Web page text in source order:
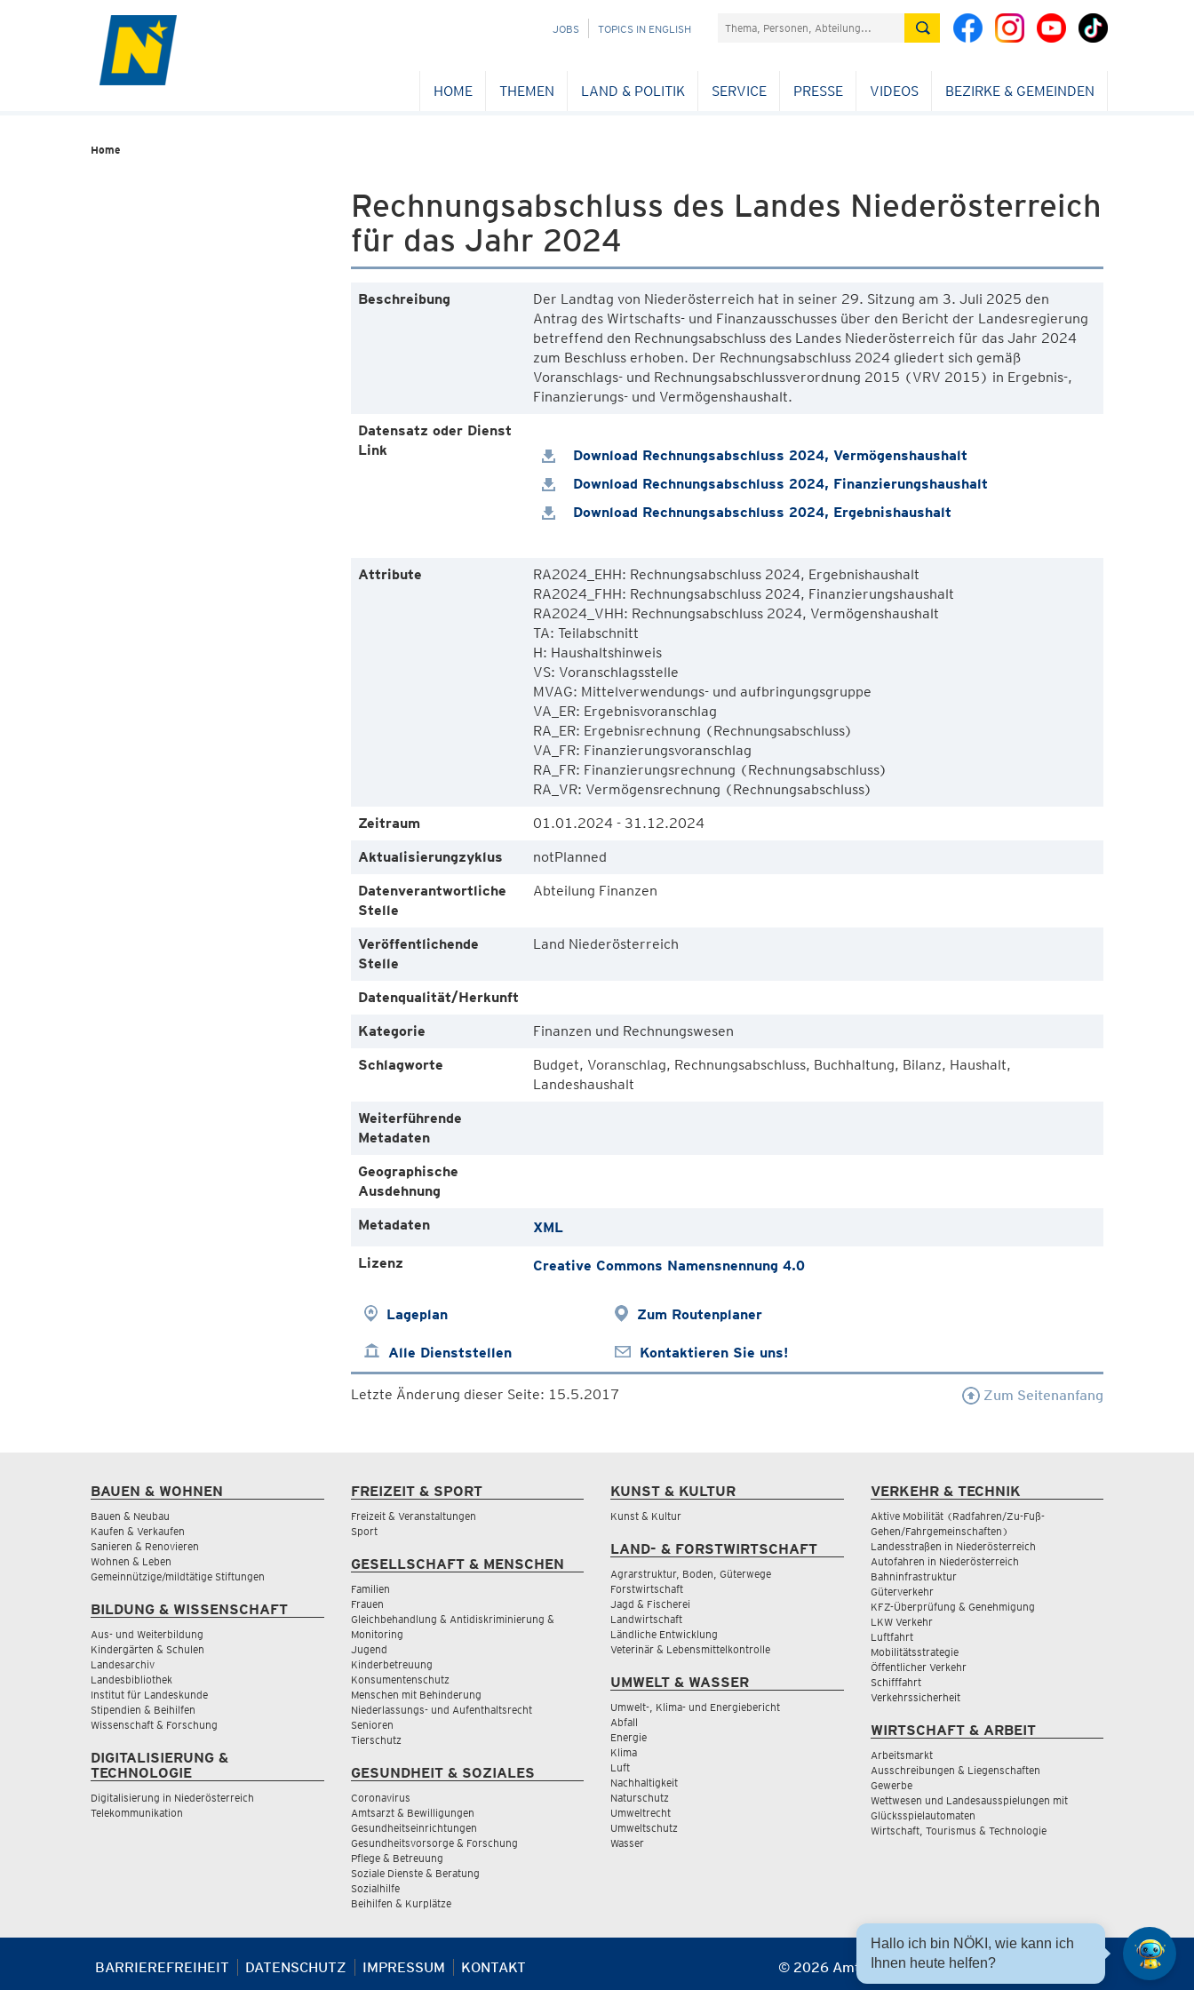
NAVIGATION
JOBS TOPICS IN ENGLISH Suchefeld
HOME THEMEN LAND & POLITIK SERVICE PRESSE VIDEOS BEZIRKE & GEMEINDEN
Home
Rechnungsabschluss des Landes Niederösterreich
für das Jahr 2024
Beschreibung
Der Landtag von Niederösterreich hat in seiner 29. Sitzung am 3. Juli 2025 den
Antrag des Wirtschafts- und Finanzausschusses über den Bericht der Landesregierung
betreffend den Rechnungsabschluss des Landes Niederösterreich für das Jahr 2024
zum Beschluss erhoben. Der Rechnungsabschluss 2024 gliedert sich gemäß
Voranschlags- und Rechnungsabschlussverordnung 2015 (VRV 2015) in Ergebnis-,
Finanzierungs- und Vermögenshaushalt.
Datensatz oder Dienst
Link
Download Rechnungsabschluss 2024, Vermögenshaushalt
Download Rechnungsabschluss 2024, Finanzierungshaushalt
Download Rechnungsabschluss 2024, Ergebnishaushalt
Attribute
RA2024_EHH: Rechnungsabschluss 2024, Ergebnishaushalt
RA2024_FHH: Rechnungsabschluss 2024, Finanzierungshaushalt
RA2024_VHH: Rechnungsabschluss 2024, Vermögenshaushalt
TA: Teilabschnitt
H: Haushaltshinweis
VS: Voranschlagsstelle
MVAG: Mittelverwendungs- und aufbringungsgruppe
VA_ER: Ergebnisvoranschlag
RA_ER: Ergebnisrechnung (Rechnungsabschluss)
VA_FR: Finanzierungsvoranschlag
RA_FR: Finanzierungsrechnung (Rechnungsabschluss)
RA_VR: Vermögensrechnung (Rechnungsabschluss)
Zeitraum
01.01.2024 - 31.12.2024
Aktualisierungzyklus
notPlanned
Datenverantwortliche
Stelle
Abteilung Finanzen
Veröffentlichende
Stelle
Land Niederösterreich
Datenqualität/Herkunft
Kategorie
Finanzen und Rechnungswesen
Schlagworte
Budget, Voranschlag, Rechnungsabschluss, Buchhaltung, Bilanz, Haushalt,
Landeshaushalt
Weiterführende
Metadaten
Geographische
Ausdehnung
Metadaten
XML
Lizenz Creative Commons Namensnennung 4.0
Lageplan Zum Routenplaner
Alle Dienststellen Kontaktieren Sie uns!
Letzte Änderung dieser Seite: 15.5.2017 Zum Seitenanfang
BAUEN & WOHNEN
Bauen & Neubau
Kaufen & Verkaufen
Sanieren & Renovieren
Wohnen & Leben
Gemeinnützige/mildtätige Stiftungen
BILDUNG & WISSENSCHAFT
Aus- und Weiterbildung
Kindergärten & Schulen
Landesarchiv
Landesbibliothek
Institut für Landeskunde
Stipendien & Beihilfen
Wissenschaft & Forschung
DIGITALISIERUNG &
TECHNOLOGIE
Digitalisierung in Niederösterreich
Telekommunikation
FREIZEIT & SPORT
Freizeit & Veranstaltungen
Sport
GESELLSCHAFT & MENSCHEN
Familien
Frauen
Gleichbehandlung & Antidiskriminierung &
Monitoring
Jugend
Kinderbetreuung
Konsumentenschutz
Menschen mit Behinderung
Niederlassungs- und Aufenthaltsrecht
Senioren
Tierschutz
GESUNDHEIT & SOZIALES
Coronavirus
Amtsarzt & Bewilligungen
Gesundheitseinrichtungen
Gesundheitsvorsorge & Forschung
Pflege & Betreuung
Soziale Dienste & Beratung
Sozialhilfe
Beihilfen & Kurplätze
KUNST & KULTUR
Kunst & Kultur
LAND- & FORSTWIRTSCHAFT
Agrarstruktur, Boden, Güterwege
Forstwirtschaft
Jagd & Fischerei
Landwirtschaft
Ländliche Entwicklung
Veterinär & Lebensmittelkontrolle
UMWELT & WASSER
Umwelt-, Klima- und Energiebericht
Abfall
Energie
Klima
Luft
Nachhaltigkeit
Naturschutz
Umweltrecht
Umweltschutz
Wasser
VERKEHR & TECHNIK
Aktive Mobilität (Radfahren/Zu-Fuß-
Gehen/Fahrgemeinschaften)
Landesstraßen in Niederösterreich
Autofahren in Niederösterreich
Bahninfrastruktur
Güterverkehr
KFZ-Überprüfung & Genehmigung
LKW Verkehr
Luftfahrt
Mobilitätsstrategie
Öffentlicher Verkehr
Schifffahrt
Verkehrssicherheit
WIRTSCHAFT & ARBEIT
Arbeitsmarkt
Ausschreibungen & Liegenschaften
Gewerbe
Wettwesen und Landesausspielungen mit
Glücksspielautomaten
Wirtschaft, Tourismus & Technologie
BARRIEREFREIHEIT DATENSCHUTZ IMPRESSUM KONTAKT © 2026 Amt der NÖ Landesregierung
Hallo ich bin NÖKI, wie kann ich
Ihnen heute helfen?